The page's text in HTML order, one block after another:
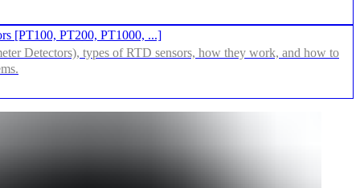
[PT100, PT200, PT1000, ...]
Detectors), types of RTD sensors, how they work, and how to